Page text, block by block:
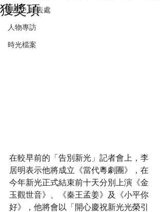
活動・好去處
人物專訪
時光檔案
獲獎項
在較早前的「告別新光」記者會上，李
居明表示他將成立《當代粵劇團》，在
今年新光正式結束前十天分別上演《金
玉觀世音》、《秦王孟姜》及《小平你
好》，他將會以「開心慶祝新光光榮引